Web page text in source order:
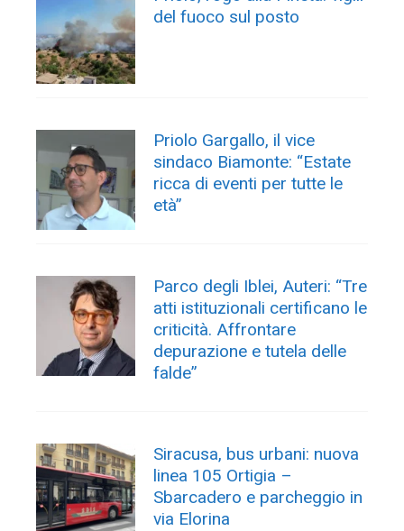
del fuoco sul posto
Priolo Gargallo, il vice
sindaco Biamonte: “Estate
ricca di eventi per tutte le
età”
Parco degli Iblei, Auteri: “Tre
atti istituzionali certificano le
criticità. Affrontare
depurazione e tutela delle
falde”
Siracusa, bus urbani: nuova
linea 105 Ortigia –
Sbarcadero e parcheggio in
via Elorina